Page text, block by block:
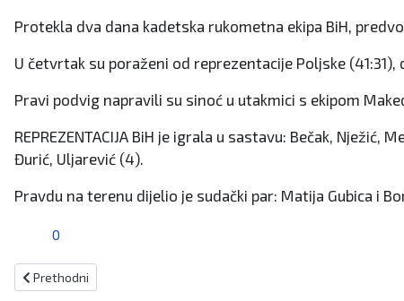
Protekla dva dana kadetska rukometna ekipa BiH,
U četvrtak su poraženi od reprezentacije Poljske
Pravi podvig napravili su sinoć u utakmici s ekipom
REPREZENTACIJA BiH je igrala u sastavu: Bečak,
Đurić, Uljarević (4).
Pravdu na terenu dijelio je sudački par: Matija Gubica i
0
Prethodni članak: Kiseljački bajkeri pokrenuli humanitarno-
Prethodni